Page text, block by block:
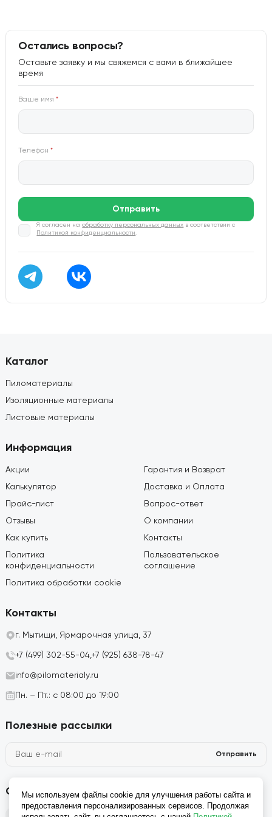
Остались вопросы?
Оставьте заявку и мы свяжемся с вами в ближайшее
время
Ваше имя*
Телефон*
Отправить
Я согласен наобработку персональных данных в соответствии с
Политикой конфиденциальности .
Каталог
Пиломатериалы
Изоляционные материалы
Листовые материалы
Информация
Акции
Калькулятор
Прайс-лист
Отзывы
Как купить
Политика
конфиденциальности
Политика обработки cookie
Гарантия и Возврат
Доставка и Оплата
Вопрос-ответ
О компании
Контакты
Пользовательское
соглашение
Контакты
г. Мытищи, Ярмарочная улица, 37
+7 (499) 302-55-04,+7 (925) 638-78-47
info@pilomaterialy.ru
Пн. – Пт.: с 08:00 до 19:00
Полезные рассылки
Отправить
Социальные сети
Мы используем файлы cookie для улучшения работы сайта и
предоставления персонализированных сервисов. Продолжая